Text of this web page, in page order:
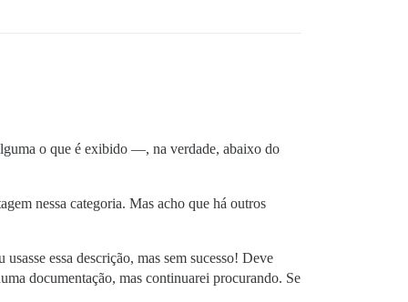
o que é exibido —, na verdade, abaixo do
nessa categoria. Mas acho que há outros
essa descrição, mas sem sucesso! Deve
documentação, mas continuarei procurando. Se